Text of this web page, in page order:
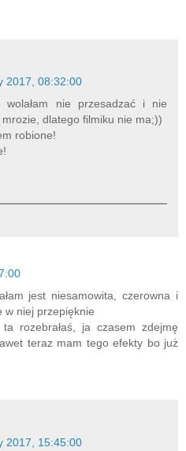
2017, 08:32:00
wolałam nie przesadzać i nie
mrozie, dlatego filmiku nie ma;))
robione!
jest niesamowita, czerowna i
w niej przepięknie
rozebrałaś, ja czasem zdejmę
teraz mam tego efekty bo już
2017, 15:45:00